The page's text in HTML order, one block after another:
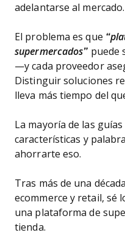
adelantarse al mercado.
El problema es que
supermercados” puede
—y cada proveedor
Distinguir soluciones
lleva más tiempo del
La mayoría de las
características y
ahorrarte eso.
Tras más de una
ecommerce y retail, sé
una plataforma de
tienda.